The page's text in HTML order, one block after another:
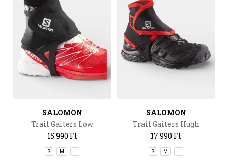
SALOMON
Trail Gaiters Low
15 990 Ft
S M
SALOMON
Trail Gaiters Hugh
17 990 Ft
S M